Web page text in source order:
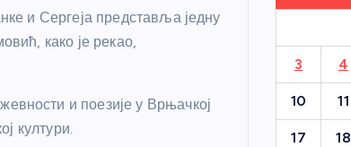
и Сергеја представља једну
како је рекао,
и поезије у Врњачкој
култури.
3 4
10 11
17 18